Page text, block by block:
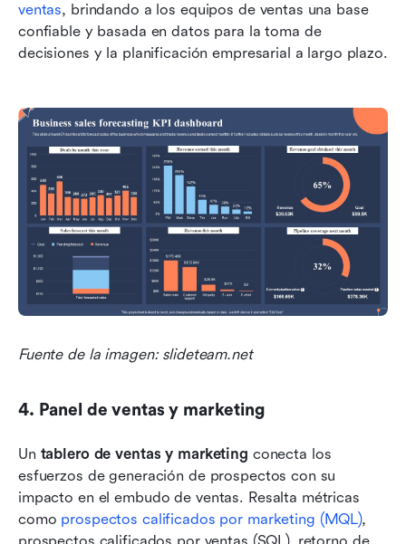
ventas, brindando a los equipos de ventas una base
confiable y basada en datos para la toma de
decisiones y la planificación empresarial a largo plazo.
Fuente de la imagen: slideteam.net
4. Panel de ventas y marketing
Un tablero de ventas y marketing conecta los
esfuerzos de generación de prospectos con su
impacto en el embudo de ventas. Resalta métricas
como prospectos calificados por marketing (MQL),
prospectos calificados por ventas (SQL), retorno de